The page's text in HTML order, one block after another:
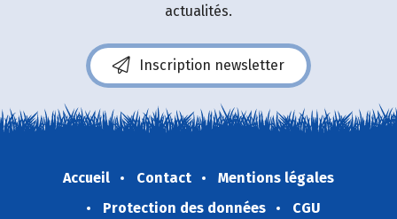
actualités.
Inscription newsletter
Accueil Contact
Mentions légales
Protection des données
CGU